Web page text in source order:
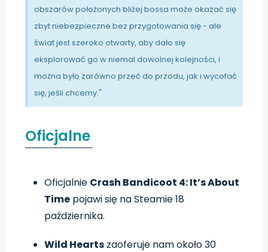
obszarów położonych bliżej bossa może okazać się
zbyt niebezpieczne bez przygotowania się - ale
świat jest szeroko otwarty, aby dało się
eksplorować go w niemal dowolnej kolejności, i
można było zarówno przeć do przodu, jak i wycofać
się, jeśli chcemy."
Oficjalne
Oficjalnie Crash Bandicoot 4: It’s About
Time pojawi się na Steamie 18
października.
Wild Hearts zaoferuje nam około 30